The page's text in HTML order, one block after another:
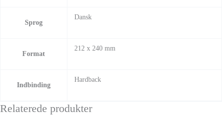
Sprog
Dansk
Format
212 x 240 mm
Indbinding
Hardback
Relaterede produkter